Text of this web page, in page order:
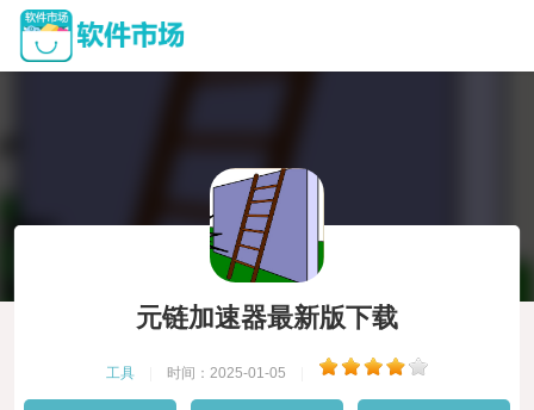
元链加速器最新版下载
工具 时间：2025-01-05